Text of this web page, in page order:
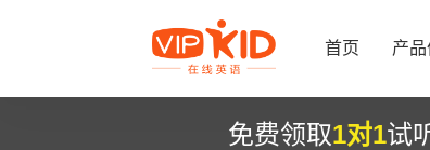
首页 产
免费领取1对1试